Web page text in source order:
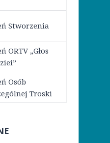
Stworzenia
ORTV „Głos
Osób
Troski